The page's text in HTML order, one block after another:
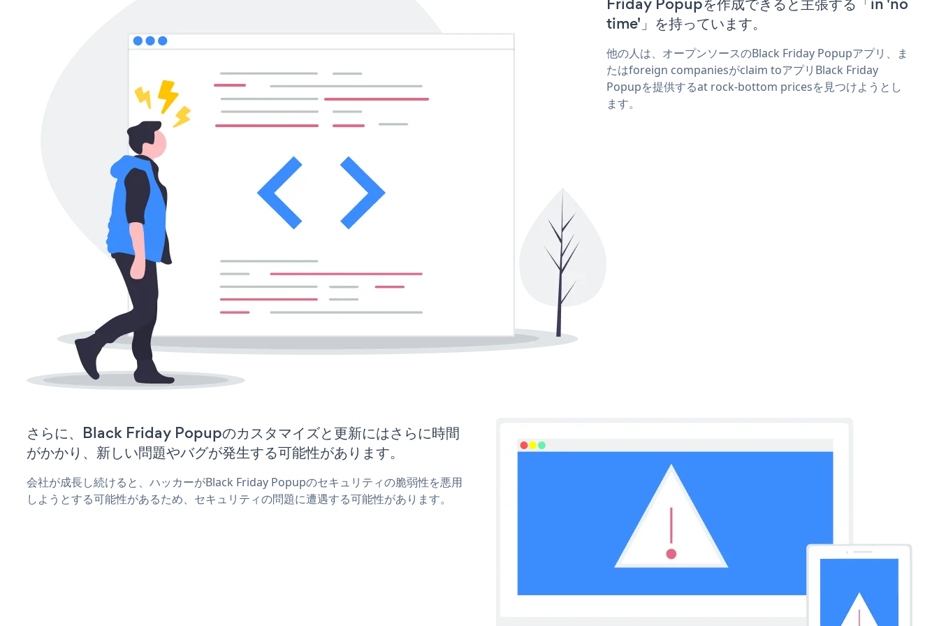
time'」を持っています。
他の人は、オープンソースのBlack Friday Popupアプリ、ま
たはforeign companiesがclaim toアプリBlack Friday
Popupを提供するat rock-bottom pricesを見つけようとし
ます。
さらに、Black Friday Popupのカスタマイズと更新にはさらに時間
がかかり、新しい問題やバグが発生する可能性があります。
会社が成長し続けると、ハッカーがBlack Friday Popupのセキュリティの脆弱性を悪用
しようとする可能性があるため、セキュリティの問題に遭遇する可能性があります。